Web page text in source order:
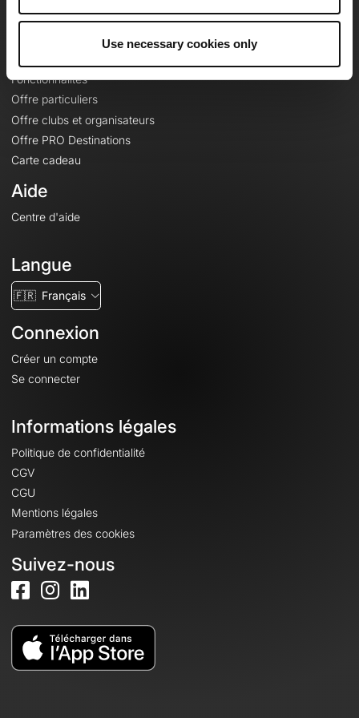
Use necessary cookies only
Fonctionnalités
Offre particuliers
Offre clubs et organisateurs
Offre PRO Destinations
Carte cadeau
Aide
Centre d'aide
Langue
🇫🇷 Français
Connexion
Créer un compte
Se connecter
Informations légales
Politique de confidentialité
CGV
CGU
Mentions légales
Paramètres des cookies
Suivez-nous